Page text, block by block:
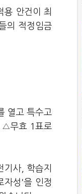
용 안건이 최
의 적정임금
열고 특수고
△무효 1표로
사, 학습지
자성'을 인정